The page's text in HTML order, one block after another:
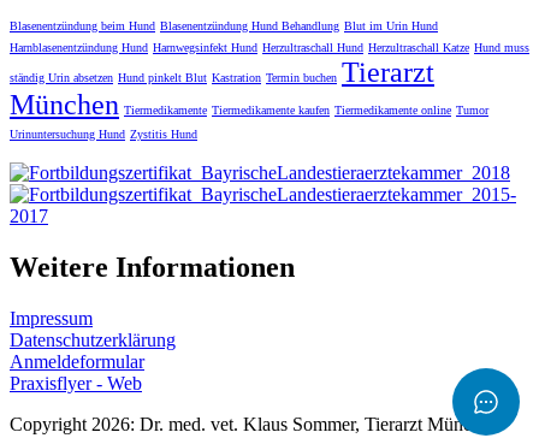
Blasenentzündung beim Hund Blasenentzündung Hund Behandlung Blut im Urin Hund
Harnblasenentzündung Hund Harnwegsinfekt Hund Herzultraschall Hund Herzultraschall Katze Hund muss
ständig Urin absetzen Hund pinkelt Blut Kastration Termin buchen Tierarzt
München Tiermedikamente Tiermedikamente kaufen Tiermedikamente online Tumor
Urinuntersuchung Hund Zystitis Hund
Weitere Informationen
Impressum
Datenschutzerklärung
Anmeldeformular
Praxisflyer - Web
Copyright 2026: Dr. med. vet. Klaus Sommer, Tierarzt München